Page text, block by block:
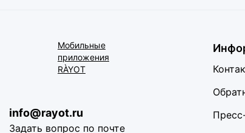
Мобильные
приложения
RÀYOT
info@rayot.ru
Задать вопрос по почте